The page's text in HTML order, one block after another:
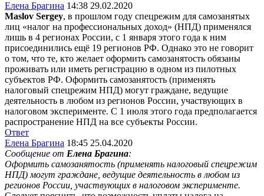
Елена Брагина 14:38 29.02.2020
Maslov Sergey, в прошлом году спецрежим для самозанятых
лиц «налог на профессиональных доход» (НПД) применялся
лишь в 4 регионах России, с 1 января этого года к ним
присоединились ещё 19 регионов РФ. Однако это не говорит
о том, что те, кто желает оформить самозанятость обязаны
проживать или иметь регистрацию в одном из пилотных
субъектов РФ. Оформить самозанятость (применять
налоговый спецрежим НПД) могут граждане, ведущие
деятельность в любом из регионов России, участвующих в
налоговом эксперименте. С 1 июля этого года предполагается
распространение НПД на все субъекты России.
Ответ
Елена Брагина 18:45 25.04.2020
Сообщение от Елена Брагина:
Оформить самозанятость (применять налоговый спецрежим
НПД) могут граждане, ведущие деятельность в любом из
регионов России, участвующих в налоговом эксперименте.